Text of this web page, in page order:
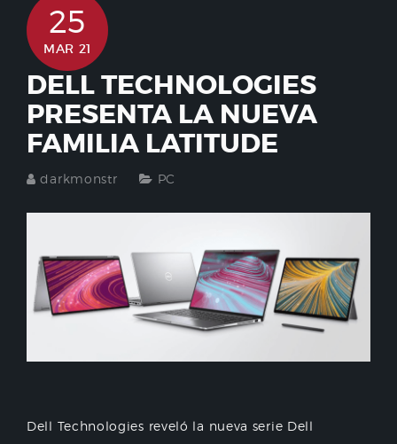
25
MAR 21
DELL TECHNOLOGIES
PRESENTA LA NUEVA
FAMILIA LATITUDE
darkmonstr PC
Dell Technologies reveló la nueva serie Dell